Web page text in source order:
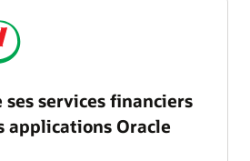
services financiers
applications Oracle